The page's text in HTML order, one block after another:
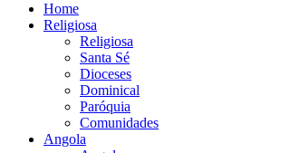
Home
Religiosa
Religiosa
Santa Sé
Dioceses
Dominical
Paróquia
Comunidades
Angola